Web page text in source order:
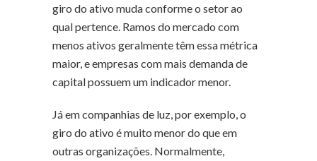
giro do ativo muda conforme o setor ao
qual pertence. Ramos do mercado com
menos ativos geralmente têm essa métrica
maior, e empresas com mais demanda de
capital possuem um indicador menor.
Já em companhias de luz, por exemplo, o
giro do ativo é muito menor do que em
outras organizações. Normalmente,